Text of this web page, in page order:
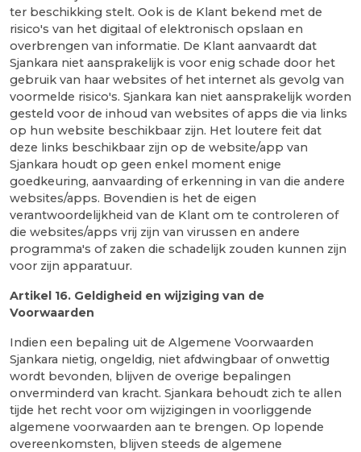
ter beschikking stelt. Ook is de Klant bekend met de
risico's van het digitaal of elektronisch opslaan en
overbrengen van informatie. De Klant aanvaardt dat
Sjankara niet aansprakelijk is voor enig schade door het
gebruik van haar websites of het internet als gevolg van
voormelde risico's. Sjankara kan niet aansprakelijk worden
gesteld voor de inhoud van websites of apps die via links
op hun website beschikbaar zijn. Het loutere feit dat
deze links beschikbaar zijn op de website/app van
Sjankara houdt op geen enkel moment enige
goedkeuring, aanvaarding of erkenning in van die andere
websites/apps. Bovendien is het de eigen
verantwoordelijkheid van de Klant om te controleren of
die websites/apps vrij zijn van virussen en andere
programma's of zaken die schadelijk zouden kunnen zijn
voor zijn apparatuur.
Artikel 16. Geldigheid en wijziging van de
Voorwaarden
Indien een bepaling uit de Algemene Voorwaarden
Sjankara nietig, ongeldig, niet afdwingbaar of onwettig
wordt bevonden, blijven de overige bepalingen
onverminderd van kracht. Sjankara behoudt zich te allen
tijde het recht voor om wijzigingen in voorliggende
algemene voorwaarden aan te brengen. Op lopende
overeenkomsten, blijven steeds de algemene